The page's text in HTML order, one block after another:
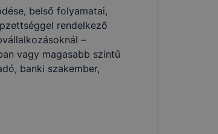
belső folyamatai,
rendelkező
–
vagy magasabb szintű
banki szakember,